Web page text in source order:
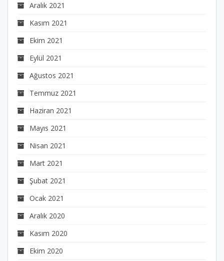
Aralık 2021
Kasım 2021
Ekim 2021
Eylül 2021
Ağustos 2021
Temmuz 2021
Haziran 2021
Mayıs 2021
Nisan 2021
Mart 2021
Şubat 2021
Ocak 2021
Aralık 2020
Kasım 2020
Ekim 2020